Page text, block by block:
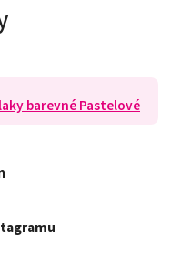
barevné Pastelové